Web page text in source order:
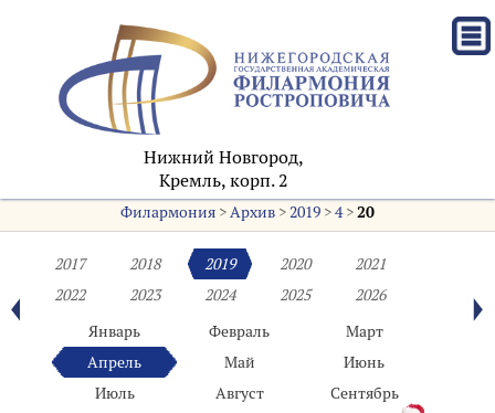
Нижний Новгород,
Кремль, корп. 2
Филармония>Архив>2019>4>20
2017 2018 2019 2020
2021
2022
2023 2024 2025
2026
Январь
Февраль
Март
Апрель
Май
Июнь
Июль
Август
Сентябрь